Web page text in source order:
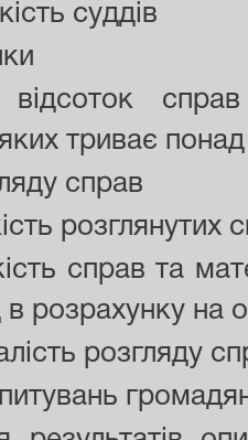
суддів
відсоток
триває понад
справ
розглянутих
справ та
в розрахунку на
розгляду